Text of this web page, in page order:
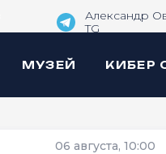
Александр
TG
МУЗЕЙ КИБЕР
06 августа, 10:00